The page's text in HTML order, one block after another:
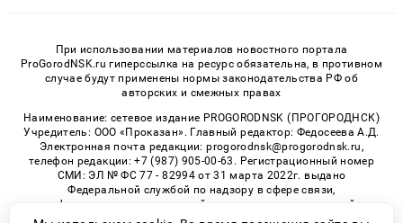
При использовании материалов новостного портала
ProGorodNSK.ru гиперссылка на ресурс обязательна, в противном
случае будут применены нормы законодательства РФ об
авторских и смежных правах
Наименование: сетевое издание PROGORODNSK (ПРОГОРОДНСК)
Учредитель: ООО «Проказан». Главный редактор: Федосеева А.Д.
Электронная почта редакции: progorodnsk@progorodnsk.ru,
телефон редакции: +7 (987) 905-00-63. Регистрационный номер
СМИ: ЭЛ № ФС 77 - 82994 от 31 марта 2022г. выдано
Федеральной службой по надзору в сфере связи,
информационных технологий и массовых коммуникаций.
Возрастная категория сайта 16+.